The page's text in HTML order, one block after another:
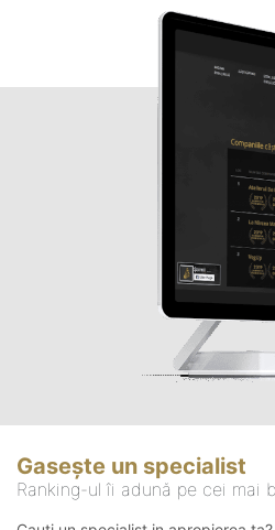
Gasește un specialist
Ranking-ul îi adună pe cei mai